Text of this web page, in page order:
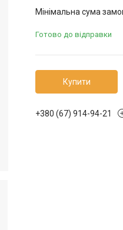
Мінімальна сума
Готово до відправки
Купити
+380 (67) 914-94-21